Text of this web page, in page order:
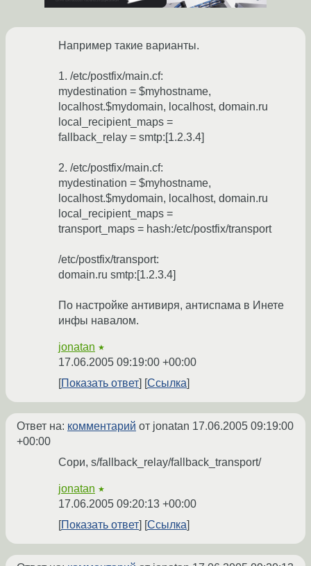
Например такие варианты.
1. /etc/postfix/main.cf:
mydestination = $myhostname,
localhost.$mydomain, localhost, domain.ru
local_recipient_maps =
fallback_relay = smtp:[1.2.3.4]
2. /etc/postfix/main.cf:
mydestination = $myhostname,
localhost.$mydomain, localhost, domain.ru
local_recipient_maps =
transport_maps = hash:/etc/postfix/transport
/etc/postfix/transport:
domain.ru smtp:[1.2.3.4]
По настройке антивиря, антиспама в Инете
инфы навалом.
jonatan ★
17.06.2005 09:19:00 +00:00
Показать ответ
Ссылка
Ответ на: комментарий от jonatan 17.06.2005 09:19:00
+00:00
Сори, s/fallback_relay/fallback_transport/
jonatan ★
17.06.2005 09:20:13 +00:00
Показать ответ
Ссылка